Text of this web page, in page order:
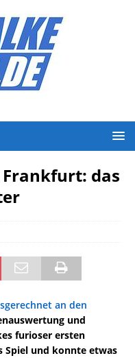
das
an den
und
furioser ersten
Spiel und konnte etwas